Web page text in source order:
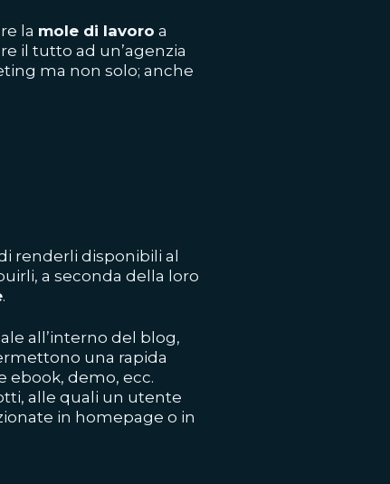
la mole di lavoro a
il tutto ad un’agenzia
ma non solo; anche
renderli disponibili al
a seconda della loro
.
all’interno del blog,
una rapida
ebook, demo, ecc.
alle quali un utente
in homepage o in